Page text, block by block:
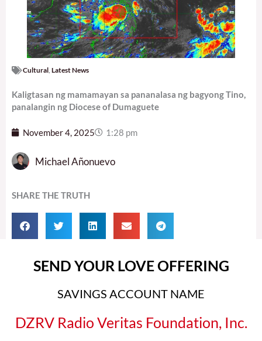
Cultural Latest News
Kaligtasan ng mamamayan sa pananalasa ng bagyong Tino,
panalangin ng Diocese of Dumaguete
November 4, 2025 1:28 pm
Michael Añonuevo
SHARE THE TRUTH
SEND YOUR LOVE OFFERING
SAVINGS ACCOUNT NAME
DZRV Radio Veritas Foundation, Inc.